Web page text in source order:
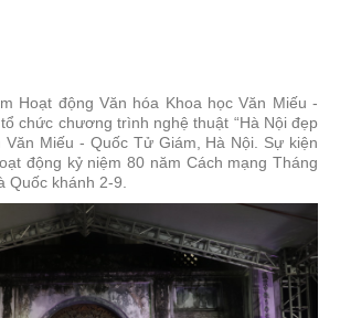
Hoạt động Văn hóa Khoa học Văn Miếu -
chức chương trình nghệ thuật “Hà Nội đẹp
Văn Miếu - Quốc Tử Giám, Hà Nội. Sự kiện
động kỷ niệm 80 năm Cách mạng Tháng
Quốc khánh 2-9.